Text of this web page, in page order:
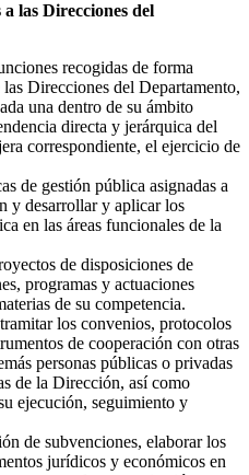
las Direcciones del
recogidas de forma
Direcciones del Departamento,
una dentro de su ámbito
directa y jerárquica del
correspondiente, el ejercicio de
de gestión pública asignadas a
y desarrollar y aplicar los
en las áreas funcionales de la
de disposiciones de
programas y actuaciones
de su competencia.
los convenios, protocolos
de cooperación con otras
personas públicas o privadas
de la Dirección, así como
ejecución, seguimiento y
de subvenciones, elaborar los
jurídicos y económicos en